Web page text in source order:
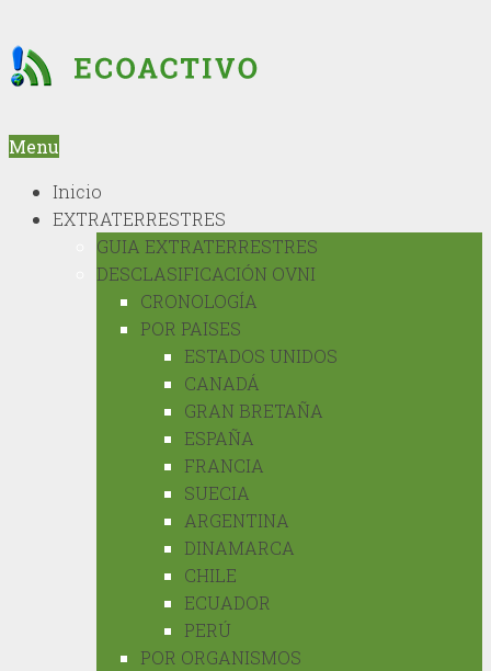
Menu
Inicio
EXTRATERRESTRES
GUIA EXTRATERRESTRES
DESCLASIFICACIÓN OVNI
CRONOLOGÍA
POR PAISES
ESTADOS UNIDOS
CANADÁ
GRAN BRETAÑA
ESPAÑA
FRANCIA
SUECIA
ARGENTINA
DINAMARCA
CHILE
ECUADOR
PERÚ
POR ORGANISMOS